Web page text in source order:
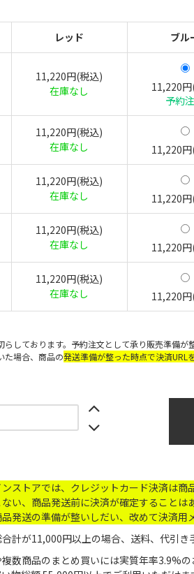
レッド ブル
11,220円(税込)
在庫なし
11,220
予約
11,220円(税込)
在庫なし
11,220
11,220円(税込)
在庫なし
11,220
11,220円(税込)
在庫なし
11,220
11,220円(税込)
在庫なし
11,220
らしております。予約注文として承り販売準備
た場合、商品の発送準備が整った時点で決済URL
ストアでは、クレジットカード決済は
い、商品発送前に決済が確定すること
発送の準備が整いしだい、改めて決済用
計が11,000円以上の場合、送料、代引き
数商品のまとめ買いには実質年率3.9%の